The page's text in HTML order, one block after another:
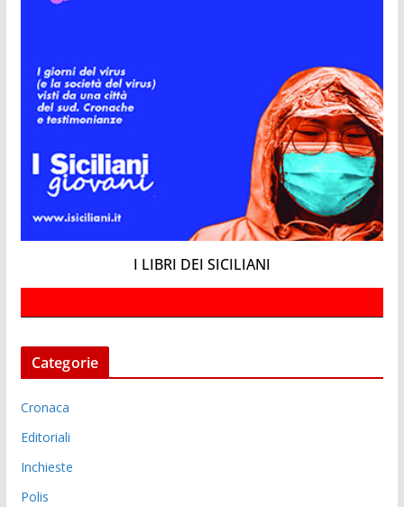
I LIBRI DEI SICILIANI
Categorie
Cronaca
Editoriali
Inchieste
Polis